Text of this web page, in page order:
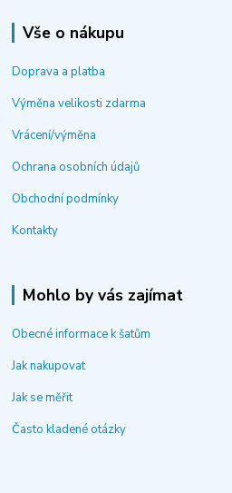
Vše o nákupu
Doprava a platba
Výměna velikosti zdarma
Vrácení/výměna
Ochrana osobních údajů
Obchodní podmínky
Kontakty
Mohlo by vás zajímat
Obecné informace k šatům
Jak nakupovat
Jak se měřit
Často kladené otázky